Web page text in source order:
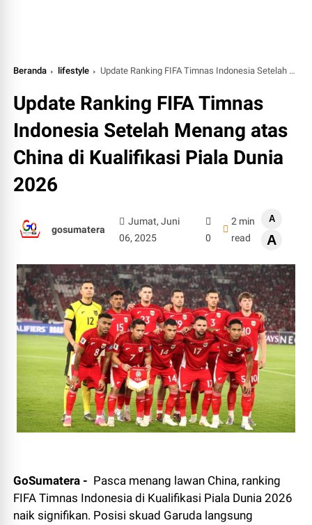
Beranda lifestyle Update Ranking FIFA Timnas Indonesia Setelah Menang atas China di Kualifikasi Piala Dunia 2026
Update Ranking FIFA Timnas
Indonesia Setelah Menang atas
China di Kualifikasi Piala Dunia
2026
gosumatera
Jumat, Juni
06, 2025
0
2 min
read
A
A
GoSumatera - Pasca menang lawan China, ranking
FIFA Timnas Indonesia di Kualifikasi Piala Dunia 2026
naik signifikan. Posisi skuad Garuda langsung